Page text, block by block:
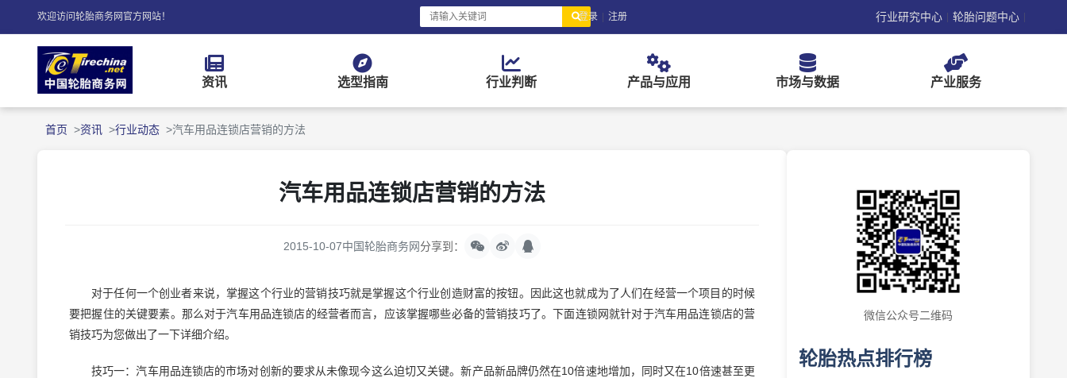
欢迎访问轮胎商务网官方网站！ 登录 | 注册 行业研究中心 | 轮胎问题中心 |
资讯 选型指南 行业判断 产品与应用 市场与数据 产业服务
首页 资讯 行业动态 汽车用品连锁店营销的方法
汽车用品连锁店营销的方法
2015-10-07中国轮胎商务网分享到：
对于任何一个创业者来说，掌握这个行业的营销技巧就是掌握这个行业创造财富的按钮。因此这也就成为了人们在经营一个项目的时候
要把握住的关键要素。那么对于汽车用品连锁店的经营者而言，应该掌握哪些必备的营销技巧了。下面连锁网就针对于汽车用品连锁店的营
销技巧为您做出了一下详细介绍。
技巧一：汽车用品连锁店的市场对创新的要求从未像现今这么迫切又关键。新产品新品牌仍然在10倍速地增加，同时又在10倍速甚至更
微信公众号二维码
轮胎热点排行榜